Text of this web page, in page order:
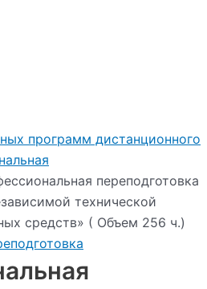
программ дистанционного
переподготовка
технической
средств» ( Объем 256 ч.)